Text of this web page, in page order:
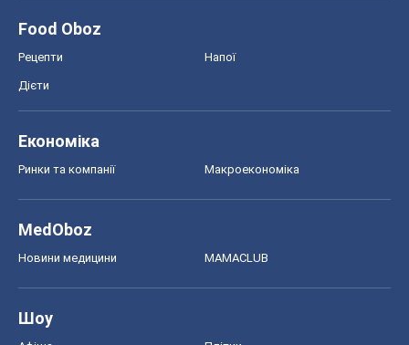
Food Oboz
Рецепти Напої
Дієти
Економіка
Ринки та компанії Макроекономіка
MedOboz
Новини медицини MAMACLUB
Шоу